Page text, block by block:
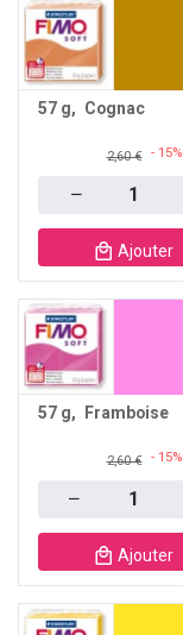
57 g Cognac
2,60 € - 15%
Ajouter
57 g Framboise
2,60 € - 15%
Ajouter